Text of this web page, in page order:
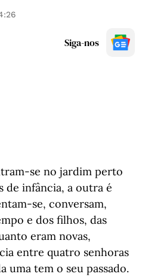
Siga-nos
se no jardim perto
de infância, a outra é
se, conversam,
e dos filhos, das
eram novas,
entre quatro senhoras
uma tem o seu passado.